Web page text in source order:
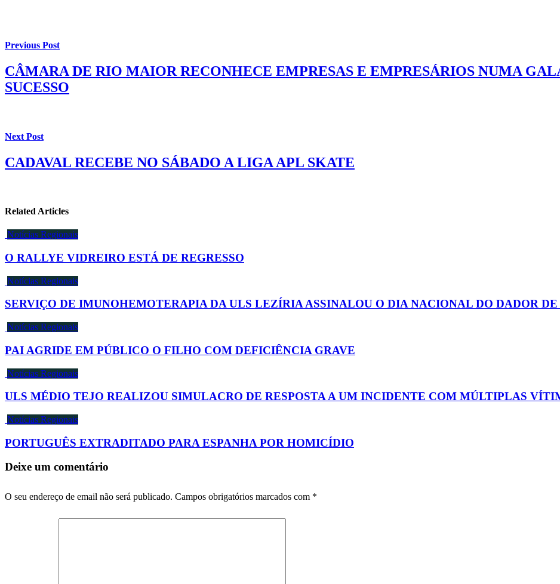
Previous Post
CÂMARA DE RIO MAIOR RECONHECE EMPRESAS E EMPRESÁRIOS NUMA
SUCESSO
Next Post
CADAVAL RECEBE NO SÁBADO A LIGA APL SKATE
Related Articles
Notícias Regionais
O RALLYE VIDREIRO ESTÁ DE REGRESSO
Notícias Regionais
SERVIÇO DE IMUNOHEMOTERAPIA DA ULS LEZÍRIA ASSINALOU O DIA NACIONAL DO DADOR DE
Notícias Regionais
PAI AGRIDE EM PÚBLICO O FILHO COM DEFICIÊNCIA GRAVE
Notícias Regionais
ULS MÉDIO TEJO REALIZOU SIMULACRO DE RESPOSTA A UM INCIDENTE COM MÚLTIPLAS
Notícias Regionais
PORTUGUÊS EXTRADITADO PARA ESPANHA POR HOMICÍDIO
Deixe um comentário
O seu endereço de email não será publicado. Campos obrigatórios marcados com *